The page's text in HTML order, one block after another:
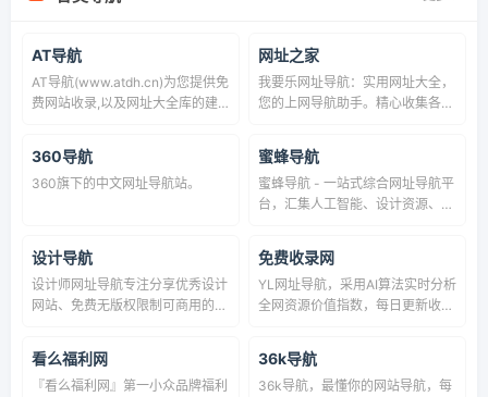
AT导航
AT导航(www.atdh.cn)为您提供免
费网站收录,以及网址大全库的建
址收录和查询服务，同时提供最全
的优秀名站导航。
网址之家
我要乐网址导航：实用网址大全，
您的上网导航助手。精心收集各类
询、快递查询、机票查询、违章查
询等便民生活实用查询工具网址，
安全便捷的网上导航服务，已被众
多网友设为上网主页。网址之家，
360导航
360旗下的中文网址导航站。
蜜蜂导航
蜜蜂导航 - 一站式综合网址导航平
台，汇集人工智能、设计资源、办
类优质网站，为用户提供便捷的多
功能导航服务，节省多平台切换时
间！
设计导航
设计师网址导航专注分享优秀设计
网站、免费无版权限制可商用的高
配色方案、设计素材和灵感
免费收录网
YL网址导航，采用AI算法实时分析
全网资源价值指数，每日更新收录
准分类覆盖设计素材、SEO工具、
开发资源、行业数据库，智能推荐
匹配用户需求的优质站点。
看么福利网
『看么福利网』第一小众品牌福利
36k导航
36k导航，最懂你的网站导航，每